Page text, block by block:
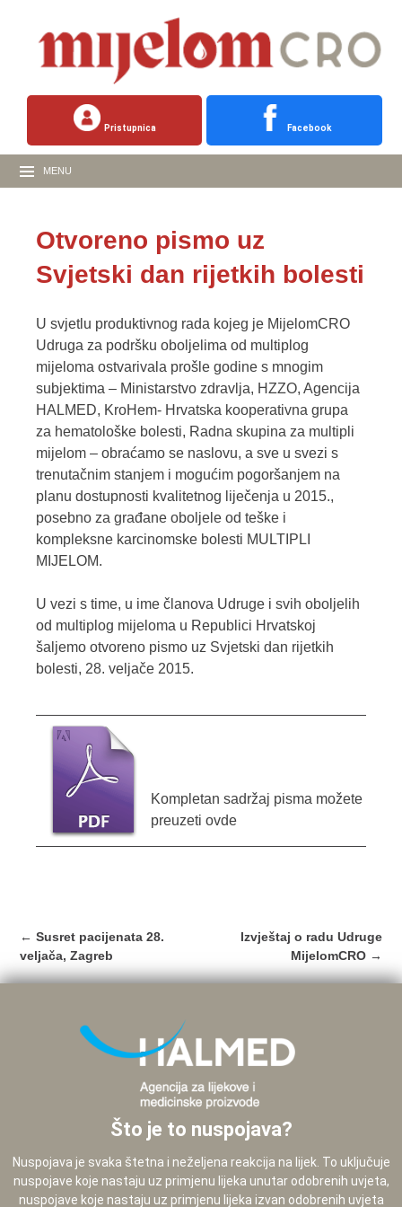
Pristupnica Facebook
MENU
Otvoreno pismo uz
Svjetski dan rijetkih bolesti
U svjetlu produktivnog rada kojeg je MijelomCRO
Udruga za podršku oboljelima od multiplog
mijeloma ostvarivala prošle godine s mnogim
subjektima – Ministarstvo zdravlja, HZZO, Agencija
HALMED, KroHem- Hrvatska kooperativna grupa
za hematološke bolesti, Radna skupina za multipli
mijelom – obraćamo se naslovu, a sve u svezi s
trenutačnim stanjem i mogućim pogoršanjem na
planu dostupnosti kvalitetnog liječenja u 2015.,
posebno za građane oboljele od teške i
kompleksne karcinomske bolesti MULTIPLI
MIJELOM.
U vezi s time, u ime članova Udruge i svih oboljelih
od multiplog mijeloma u Republici Hrvatskoj
šaljemo otvoreno pismo uz Svjetski dan rijetkih
bolesti, 28. veljače 2015.
Kompletan sadržaj pisma možete
preuzeti ovde
Post
navigation
← Susret pacijenata 28.
veljača, Zagreb
Izvještaj o radu Udruge
MijelomCRO →
Što je to nuspojava?
Nuspojava je svaka štetna i neželjena reakcija na lijek. To uključuje
nuspojave koje nastaju uz primjenu lijeka unutar odobrenih uvjeta,
nuspojave koje nastaju uz primjenu lijeka izvan odobrenih uvjeta